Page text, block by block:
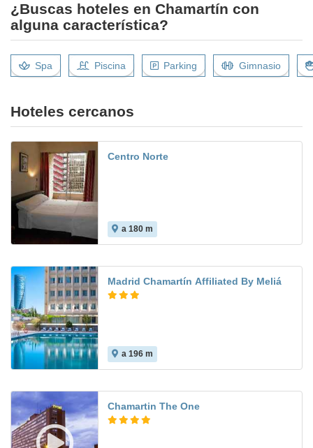
¿Buscas hoteles en Chamartín con
alguna característica?
Spa Piscina Parking Gimnasio
Hoteles cercanos
Centro Norte
a 180 m
Madrid Chamartín Affiliated By Meliá
a 196 m
Chamartin The One